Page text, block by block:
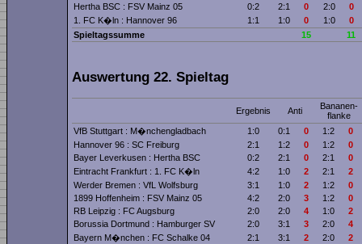
Hertha BSC : FSV Mainz 05
0:2 2:1 0 2:0
0
1. FC K�ln : Hannover 96
1:1 1:0 0 1:0
0
Spieltagssumme
15 11
Auswertung 22. Spieltag
Ergebnis Anti
Bananen­
flanke
VfB Stuttgart : M�nchengladbach
1:0 0:1 0 1:2
0
Hannover 96 : SC Freiburg
2:1 1:2 0 1:2
0
Bayer Leverkusen : Hertha BSC
0:2 2:1 0 2:1
0
Eintracht Frankfurt : 1. FC K�ln
4:2 1:0 2 2:1
2
Werder Bremen : VfL Wolfsburg
3:1 1:0 2 1:2
0
1899 Hoffenheim : FSV Mainz 05
4:2 2:0 3 1:2
0
RB Leipzig : FC Augsburg
2:0 2:0 4 1:0
2
Borussia Dortmund : Hamburger SV
2:0 3:1 3 2:0
4
Bayern M�nchen : FC Schalke 04
2:1 3:1 2 2:0
2